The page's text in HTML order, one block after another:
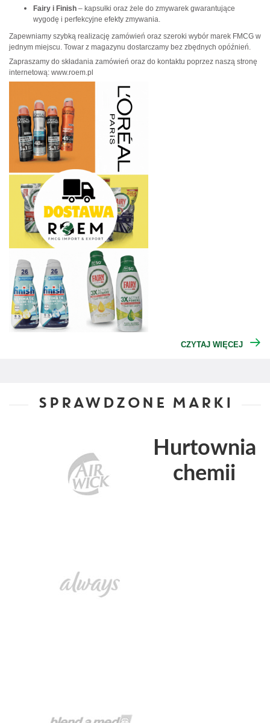
Fairy i Finish – kapsułki oraz żele do zmywarek gwarantujące
wygodę i perfekcyjne efekty zmywania.
Zapewniamy szybką realizację zamówień oraz szeroki wybór marek FMCG w
jednym miejscu. Towar z magazynu dostarczamy bez zbędnych opóźnień.
Zapraszamy do składania zamówień oraz do kontaktu poprzez naszą stronę
internetową: www.roem.pl
CZYTAJ WIĘCEJ
SPRAWDZONE MARKI
Hurtownia
chemii